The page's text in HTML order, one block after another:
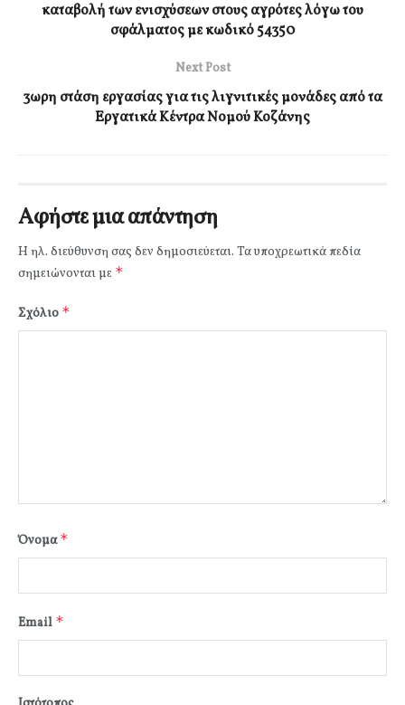
καταβολή των ενισχύσεων στους αγρότες λόγω του
σφάλματος με κωδικό 54350
Next Post
3ωρη στάση εργασίας για τις λιγνιτικές μονάδες από τα
Εργατικά Κέντρα Νομού Κοζάνης
Αφήστε μια απάντηση
Η ηλ. διεύθυνση σας δεν δημοσιεύεται. Τα υποχρεωτικά πεδία
σημειώνονται με *
Σχόλιο *
Όνομα*
Email *